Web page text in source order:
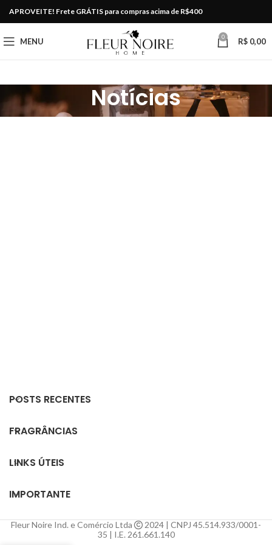
APROVEITE! Frete GRÁTIS para compras acima de R$400
MENU 0 R$ 0,00
Notícias
POSTS RECENTES
FRAGRÂNCIAS
LINKS ÚTEIS
IMPORTANTE
Fleur Noire Ind. e Comércio Ltda
2024 | CNPJ 45.514.933/0001-
35 | I.E. 261.661.140